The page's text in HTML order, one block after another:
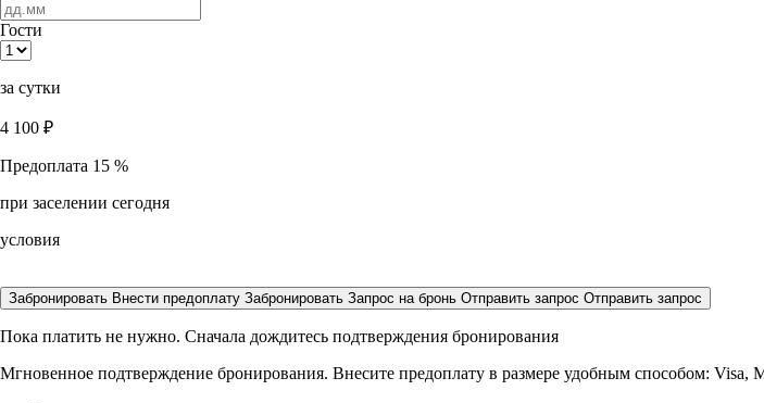
Гости
за сутки
4 100 ₽
Предоплата 15 %
при заселении сегодня
условия
Забронировать Внести предоплату Забронировать Запрос на бронь Отправить запрос Отправить запрос
Пока платить не нужно. Сначала дождитесь подтверждения бронирования
Мгновенное подтверждение бронирования. Внесите предоплату в размере удобным способом: Visa,